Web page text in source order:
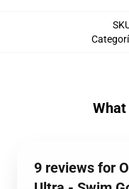
9 reviews for